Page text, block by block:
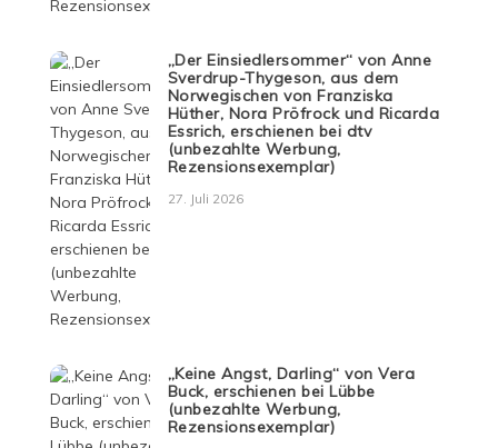
„Der Einsiedlersommer“ von Anne
Sverdrup-Thygeson, aus dem
Norwegischen von Franziska
Hüther, Nora Pröfrock und Ricarda
Essrich, erschienen bei dtv
(unbezahlte Werbung,
Rezensionsexemplar)
27. Juli 2026
„Keine Angst, Darling“ von Vera
Buck, erschienen bei Lübbe
(unbezahlte Werbung,
Rezensionsexemplar)